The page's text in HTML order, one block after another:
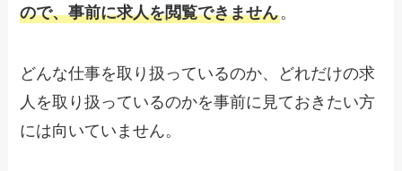
ので、事前に求人を閲覧できません。
どんな仕事を取り扱っているのか、どれだけの求
人を取り扱っているのかを事前に見ておきたい方
には向いていません。